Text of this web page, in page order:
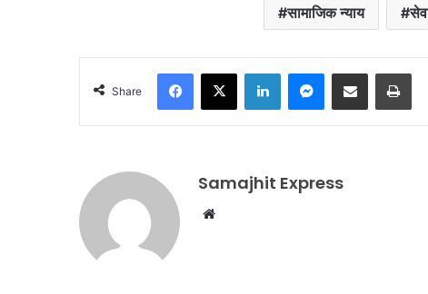
सामाजिक न्याय
Share
Facebook
X LinkedInMessenger
Share via Email
Samajhit Express